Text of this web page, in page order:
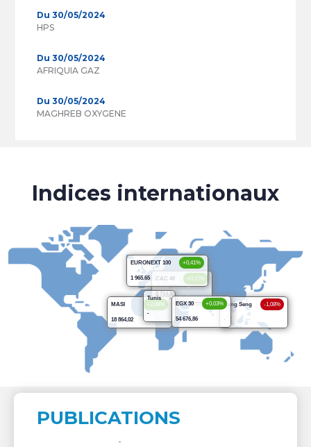
Du 30/05/2024
HPS
Du 30/05/2024
AFRIQUIA GAZ
Du 30/05/2024
MAGHREB OXYGENE
Indices internationaux
CAC 40 +0,17%
8 714,93
EURONEXT 100 +0,41%
1 965,65
MASI +2,08%
18 864,02
Hang Seng -1,08%
-
Tunis -
-
EGX 30 +0,03%
54 676,86
PUBLICATIONS
-